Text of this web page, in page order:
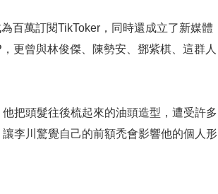
百萬訂閱TikToker，同時還成立了新媒體
更曾與林俊傑、陳勢安、鄧紫棋、這群人
把頭髮往後梳起來的油頭造型，遭受許多
李川驚覺自己的前額禿會影響他的個人形